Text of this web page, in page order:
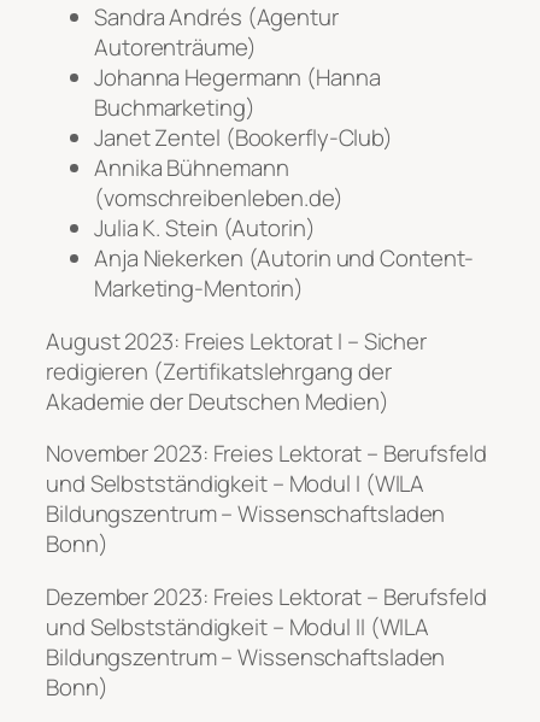
Sandra Andrés (Agentur
Autorenträume)
Johanna Hegermann (Hanna
Buchmarketing)
Janet Zentel (Bookerfly-Club)
Annika Bühnemann
(vomschreibenleben.de)
Julia K. Stein (Autorin)
Anja Niekerken (Autorin und Content-
Marketing-Mentorin)
August 2023: Freies Lektorat I – Sicher
redigieren (Zertifikatslehrgang der
Akademie der Deutschen Medien)
November 2023: Freies Lektorat – Berufsfeld
und Selbstständigkeit – Modul I (WILA
Bildungszentrum – Wissenschaftsladen
Bonn)
Dezember 2023: Freies Lektorat – Berufsfeld
und Selbstständigkeit – Modul II (WILA
Bildungszentrum – Wissenschaftsladen
Bonn)